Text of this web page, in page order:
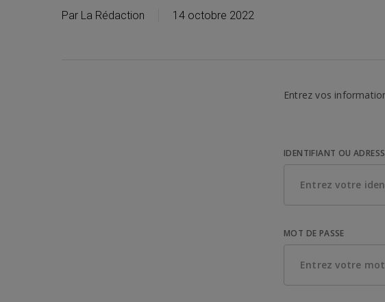
Par La Rédaction 14 octobre 2022
Entrez vos
IDENTIFIANT OU
MOT DE PASSE